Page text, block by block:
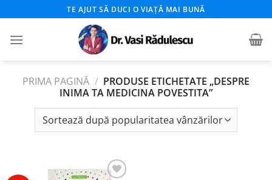
to
content
TE AJUT SĂ DUCI O VIAȚĂ MAI BUNĂ
PRIMA PAGINĂ / PRODUSE ETICHETATE „DESPRE
INIMA TA MEDICINA POVESTITA”